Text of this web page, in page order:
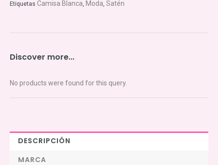
cantidad
Etiquetas Camisa Blanca, Moda, Satén
Discover more...
No products were found for this query.
DESCRIPCIÓN
MARCA